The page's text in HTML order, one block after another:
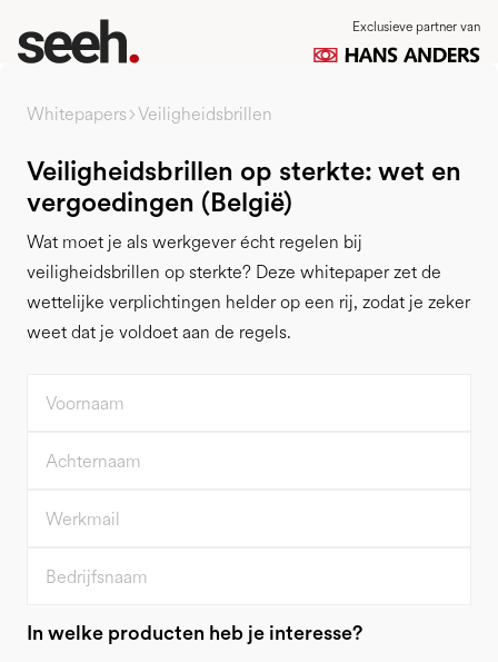
Exclusieve partner van
Whitepapers Veiligheidsbrillen
Veiligheidsbrillen op sterkte: wet en
vergoedingen (België)
Wat moet je als werkgever écht regelen bij
veiligheidsbrillen op sterkte? Deze whitepaper zet de
wettelijke verplichtingen helder op een rij, zodat je zeker
weet dat je voldoet aan de regels.
In welke producten heb je interesse?